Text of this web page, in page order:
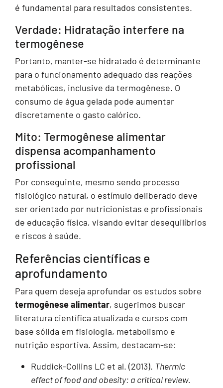
é fundamental para resultados consistentes.
Verdade: Hidratação interfere na
termogênese
Portanto, manter-se hidratado é determinante
para o funcionamento adequado das reações
metabólicas, inclusive da termogênese. O
consumo de água gelada pode aumentar
discretamente o gasto calórico.
Mito: Termogênese alimentar
dispensa acompanhamento
profissional
Por conseguinte, mesmo sendo processo
fisiológico natural, o estímulo deliberado deve
ser orientado por nutricionistas e profissionais
de educação física, visando evitar desequilíbrios
e riscos à saúde.
Referências científicas e
aprofundamento
Para quem deseja aprofundar os estudos sobre
termogênese alimentar, sugerimos buscar
literatura científica atualizada e cursos com
base sólida em fisiologia, metabolismo e
nutrição esportiva. Assim, destacam-se:
Ruddick-Collins LC et al. (2013). Thermic
effect of food and obesity: a critical review.